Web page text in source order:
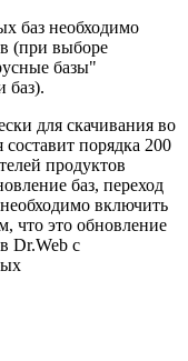
баз необходимо
(при выборе
базы"
баз).
для скачивания во
порядка 200
продуктов
баз, переход
включить
что это обновление
Dr.Web с